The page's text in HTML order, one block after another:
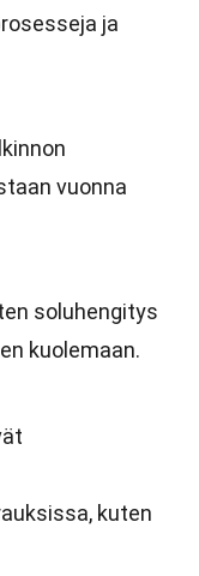
ja
vuonna
soluhengitys
kuolemaan.
kuten